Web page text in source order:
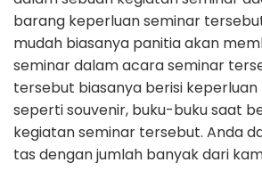
barang keperluan seminar
mudah biasanya panitia akan
seminar dalam acara seminar
tersebut biasanya berisi
seperti souvenir, buku-buku saat
kegiatan seminar tersebut. Anda
tas dengan jumlah banyak dari